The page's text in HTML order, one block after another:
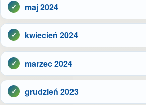
maj 2024
kwiecień 2024
marzec 2024
grudzień 2023